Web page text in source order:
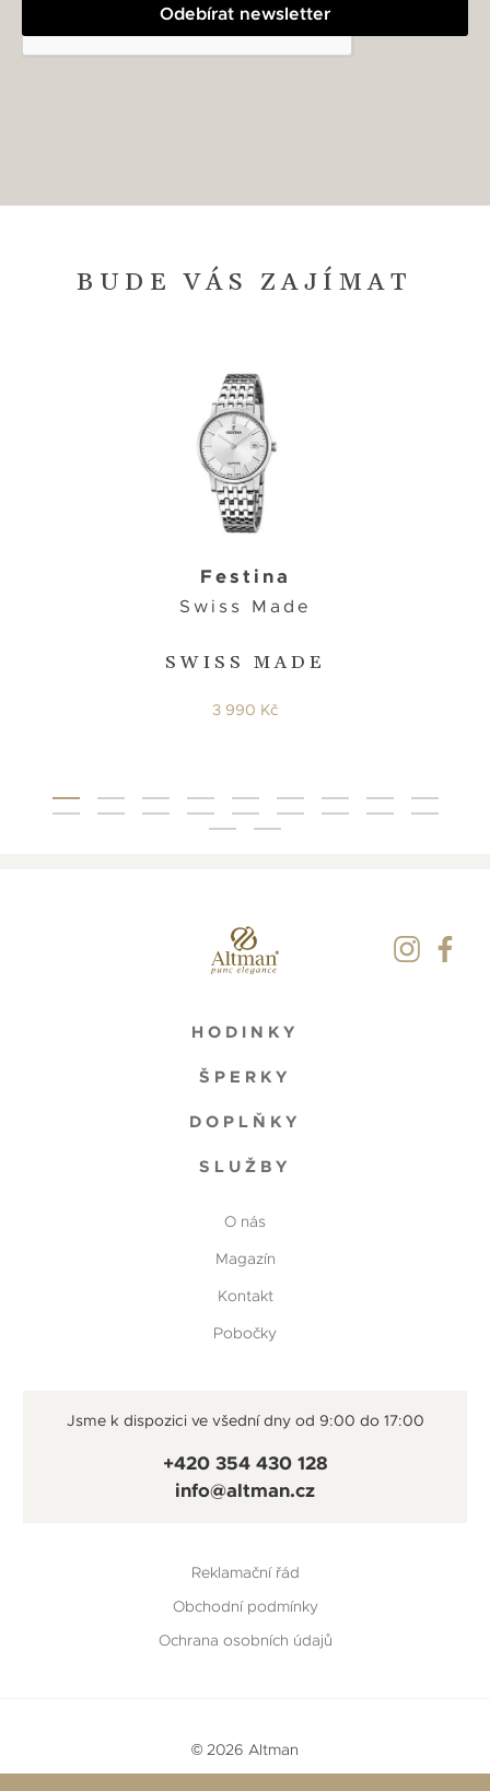
Odebírat newsletter
BUDE VÁS ZAJÍMAT
SWISS MADE
Festina
Swiss Made
3 990 Kč
HODINKY
ŠPERKY
DOPLŇKY
SLUŽBY
O nás
Magazín
Kontakt
Pobočky
Jsme k dispozici ve všední dny od 9:00 do 17:00
+420 354 430 128
info@altman.cz
Reklamační řád
Obchodní podmínky
Ochrana osobních údajů
© 2026 Altman